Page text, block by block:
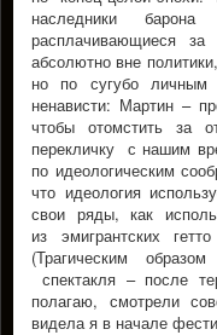
наследники
расплачивающиеся
абсолютно вне
но по сугубо личным
ненависти: Мартин –
чтобы отомстить за
перекличку с нашим
по идеологическим
что идеология
свои ряды, как
из эмигрантских
(Трагическим
спектакля – после
полагаю, смотрели
видела я в начале